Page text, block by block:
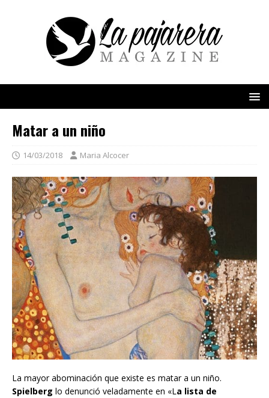
Matar a un niño
14/03/2018 Maria Alcocer
La mayor abominación que existe es matar a un niño.
Spielberg lo denunció veladamente en «La lista de